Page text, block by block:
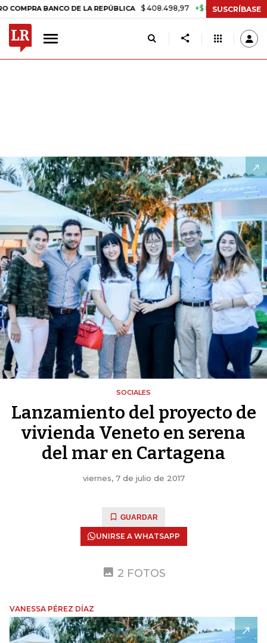
BANCO DE LA REPÚBLICA $ 408.498,97 +$ 8.753,81 +2,19%
SUSCRÍBASE
SOCIALES
Lanzamiento del proyecto de
vivienda Veneto en serena
del mar en Cartagena
viernes, 7 de julio de 2017
GUARDAR
UNIRSE A WHATSAPP
2 FOTOS
VANESSA PÉREZ DÍAZ